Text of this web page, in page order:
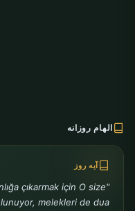
الهام روزانه
آیه روز
çıkarmak için O size
melekleri de dua